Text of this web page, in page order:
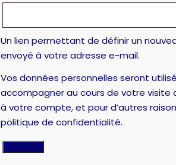
Un lien permettant de définir un
envoyé à votre adresse e-mail.
Vos données personnelles seront
accompagner au cours de votre visite
à votre compte, et pour d’autres
politique de confidentialité.